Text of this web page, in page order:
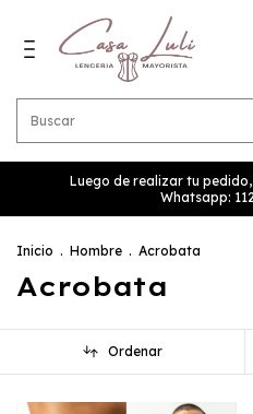
Luego de realizar tu
Whatsapp:
Inicio . Hombre . Acrobata
Acrobata
Ordenar